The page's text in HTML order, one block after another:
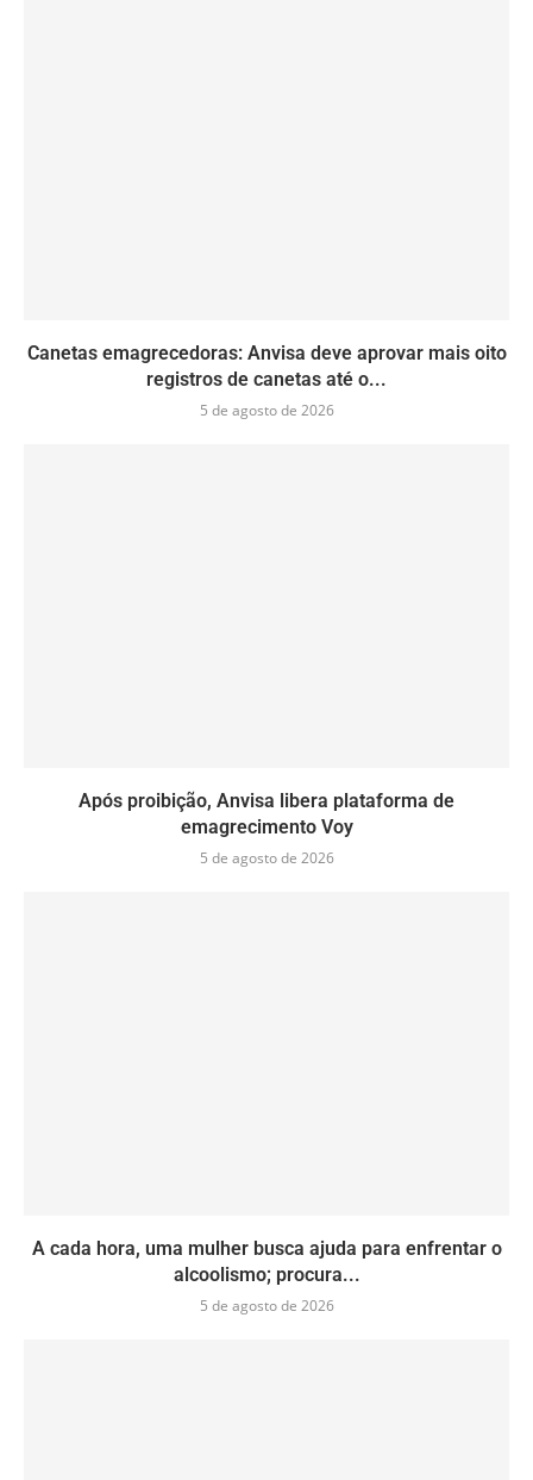
Canetas emagrecedoras: Anvisa deve aprovar mais oito
registros de canetas até o...
5 de agosto de 2026
Após proibição, Anvisa libera plataforma de
emagrecimento Voy
5 de agosto de 2026
A cada hora, uma mulher busca ajuda para enfrentar o
alcoolismo; procura...
5 de agosto de 2026